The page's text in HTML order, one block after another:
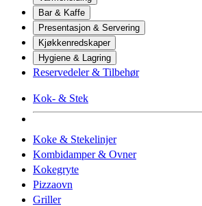
Bar & Kaffe
Presentasjon & Servering
Kjøkkenredskaper
Hygiene & Lagring
Reservedeler & Tilbehør
Kok- & Stek
Koke & Stekelinjer
Kombidamper & Ovner
Kokegryte
Pizzaovn
Griller